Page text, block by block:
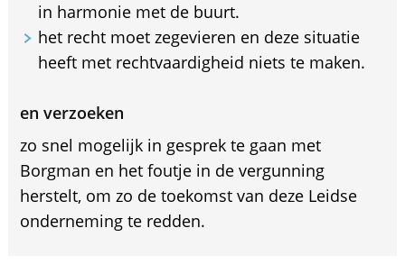
in harmonie met de buurt.
het recht moet zegevieren en deze situatie
heeft met rechtvaardigheid niets te maken.
en verzoeken
zo snel mogelijk in gesprek te gaan met
Borgman en het foutje in de vergunning
herstelt, om zo de toekomst van deze Leidse
onderneming te redden.